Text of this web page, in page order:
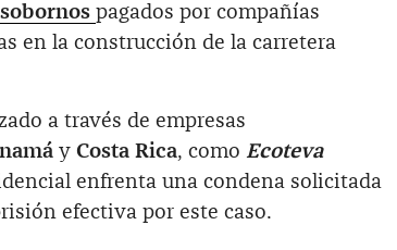
pagados por compañías
en la construcción de la carretera
a través de empresas
y Costa Rica, como Ecoteva
enfrenta una condena solicitada
efectiva por este caso.